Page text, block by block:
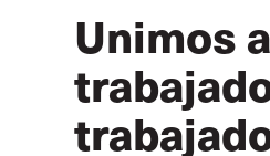
Unimos a